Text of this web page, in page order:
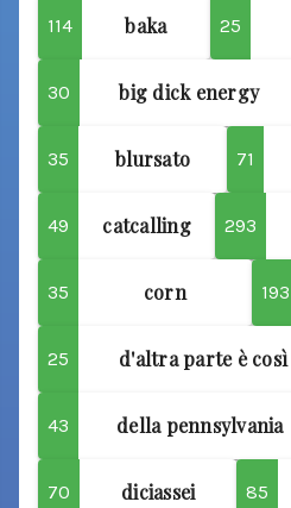
114 baka 25
30 big dick energy
35 blursato 71
49 catcalling 293
35 corn 193
25 d'altra parte è così
43 della pennsylvania
70 diciassei 85